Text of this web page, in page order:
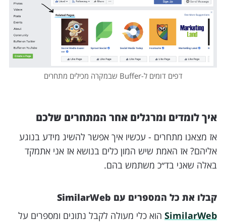
דפים דומים ל-Buffer שבמקרה מכילים מתחרים
איך לומדים ומרגלים אחר המתחרים שלכם
אז מצאנו מתחרים - עכשיו איך אפשר להשיג מידע בנוגע
אליהם? אז האמת שיש המון כלים בנושא אז אני אתמקד
באלה שאני בד״כ משתמש בהם.
קבלו את כל המספרים עם SimilarWeb
SimilarWeb הוא כלי מעולה לקבל נתונים ומספרים על